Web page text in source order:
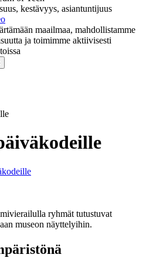
kestävyys, asiantuntijuus
maailmaa, mahdollistamme
ja toimimme aktiivisesti